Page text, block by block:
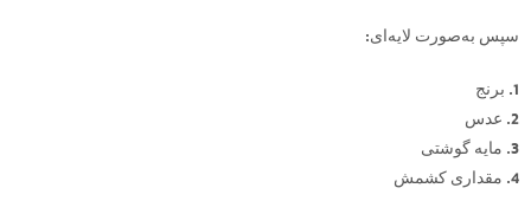
سپس به‌صورت لایه‌ای:
برنج
عدس
مایه گوشتی
مقداری کشمش